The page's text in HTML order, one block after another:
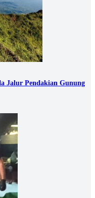
Jalur Pendakian Gunung